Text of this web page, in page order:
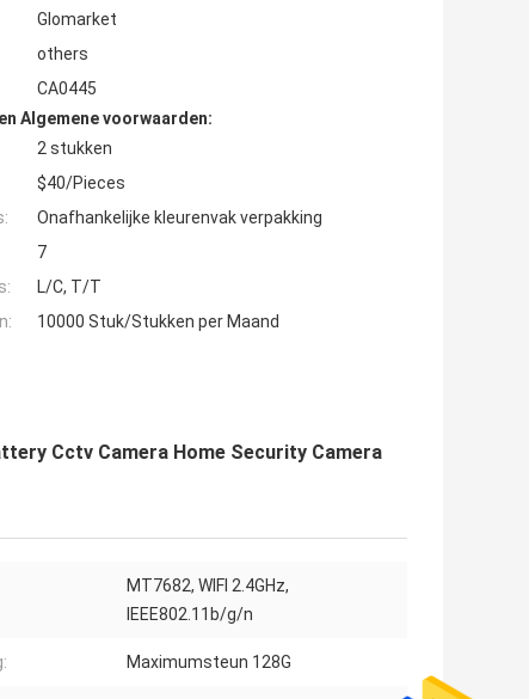
Glomarket
others
CA0445
Algemene voorwaarden:
2 stukken
$40/Pieces
Onafhankelijke kleurenvak verpakking
7
L/C, T/T
10000 Stuk/Stukken per Maand
Cctv Camera Home Security Camera
MT7682, WIFI 2.4GHz,
IEEE802.11b/g/n
Maximumsteun 128G